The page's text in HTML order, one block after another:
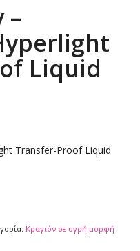
–
Liquid
Transfer-Proof Liquid
Κραγιόν σε υγρή μορφή